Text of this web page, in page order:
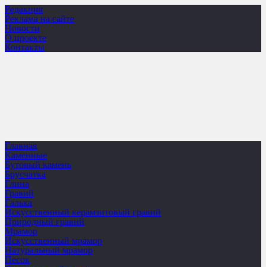
Редакция
Реклама на сайте
Новости
О проекте
Контакты
Главная
Каменные
Бутовый камень
Брусчатка
Глина
Гравий
Галька
Искусственный керамзитовый гравий
Природный гравий
Мрамор
Искусственный мрамор
Натуральный мрамор
Песок